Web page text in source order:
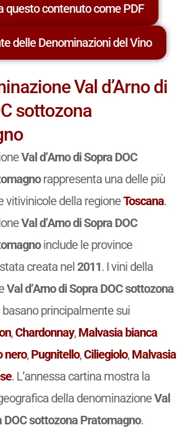
questo contenuto come PDF
delle Denominazioni del Vino
Val d’Arno di
sottozona
Val d’Arno di Sopra DOC
rappresenta una delle più
vitivinicole della regioneToscana.
Val d’Arno di Sopra DOC
include le province
creata nel2011. I vini della
Val d’Arno di Sopra DOC sottozona
principalmente sui
,Chardonnay, Malvasia bianca
nero, Pugnitello,Ciliegiolo, Malvasia
. L’annessa cartina mostra la
della denominazioneVal
DOC sottozona Pratomagno.